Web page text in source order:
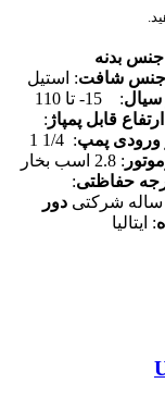
جنس بدنه
جنس شافت: استیل
سیال
: 15- تا 110
قابل پمپاژ :
ورودی پمپ
: 1/4 1
: 2.8 اسب بخار
حفاظتی:
دور
: ایتالیا